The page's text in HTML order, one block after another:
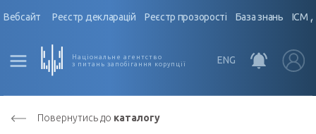
Вебсайт Реєстр декларацій Реєстр прозорості База знань ІСМ
Національне агентство
з питань запобігання корупції
ENG
Повернутись до каталогу